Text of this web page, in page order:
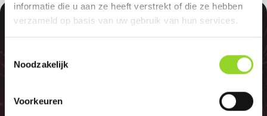
informatie die u aan ze heeft verstrekt of die ze hebben
verzameld op basis van uw gebruik van hun services.
Noodzakelijk
Voorkeuren100%